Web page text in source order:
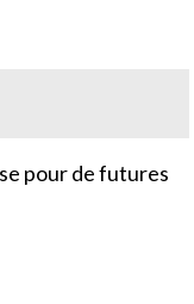
pour de futures